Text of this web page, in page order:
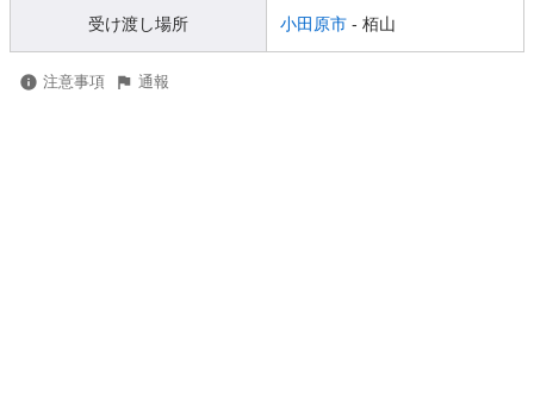
受け渡し場所 小田原市 - 栢山
注意事項 通報